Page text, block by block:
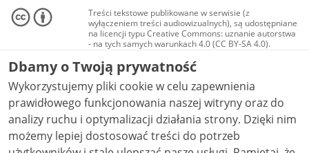
Treści tekstowe publikowane w serwisie (z
wyłączeniem treści audiowizualnych), są udostępniane
na licencji typu Creative Commons: uznanie autorstwa
- na tych samych warunkach 4.0 (CC BY-SA 4.0).
Materiały audiowizualne, w tym zdjęcia, materiały
audio i wideo, są udostępniane na licencji typu
Creative Commons: uznanie autorstwa użycie
niekomercyjne - bez utworów zależnych 4.0 (CC BY-
NC-ND 4.0), o ile nie jest to stwierdzone inaczej.
Dbamy o Twoją prywatność
Wykorzystujemy pliki cookie w celu zapewnienia
prawidłowego funkcjonowania naszej witryny oraz do
analizy ruchu i optymalizacji działania strony. Dzięki nim
możemy lepiej dostosować treści do potrzeb